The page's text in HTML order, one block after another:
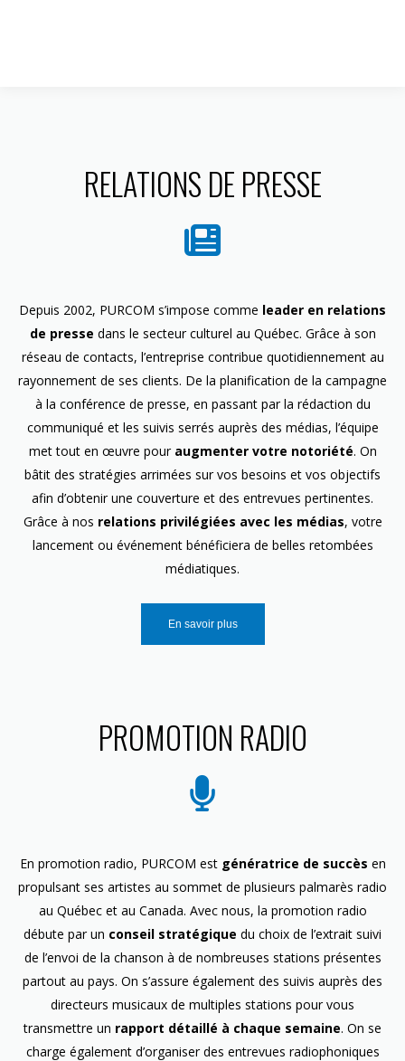
RELATIONS DE PRESSE
Depuis 2002, PURCOM s’impose comme leader en relations
de presse dans le secteur culturel au Québec. Grâce à son
réseau de contacts, l’entreprise contribue quotidiennement au
rayonnement de ses clients. De la planification de la campagne
à la conférence de presse, en passant par la rédaction du
communiqué et les suivis serrés auprès des médias, l’équipe
met tout en œuvre pour augmenter votre notoriété. On
bâtit des stratégies arrimées sur vos besoins et vos objectifs
afin d’obtenir une couverture et des entrevues pertinentes.
Grâce à nos relations privilégiées avec les médias, votre
lancement ou événement bénéficiera de belles retombées
médiatiques.
En savoir plus
PROMOTION RADIO
En promotion radio, PURCOM est génératrice de succès en
propulsant ses artistes au sommet de plusieurs palmarès radio
au Québec et au Canada. Avec nous, la promotion radio
débute par un conseil stratégique du choix de l’extrait suivi
de l’envoi de la chanson à de nombreuses stations présentes
partout au pays. On s’assure également des suivis auprès des
directeurs musicaux de multiples stations pour vous
transmettre un rapport détaillé à chaque semaine. On se
charge également d’organiser des entrevues radiophoniques